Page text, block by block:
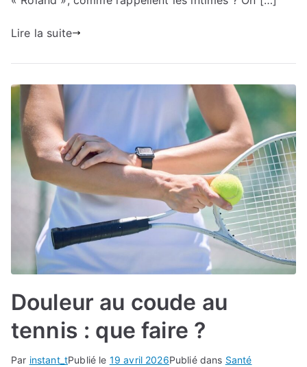
Lire la suite
Douleur au coude au
tennis : que faire ?
Par instant_tPublié le 19 avril 2026Publié dans Santé